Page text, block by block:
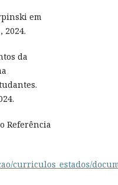
em
2024.
da
Referência
curriculos_estados/